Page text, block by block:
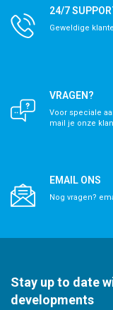
24/7
Geweldige
VRAGEN?
Voor speciale
mail je onze
EMAIL ONS
Nog vragen?
Stay up to date
developments